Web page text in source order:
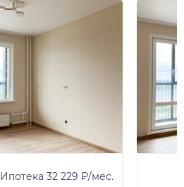
Ипотека 32 229 ₽/мес.